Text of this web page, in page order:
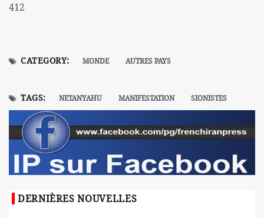
412
CATEGORY: MONDE AUTRES PAYS
TAGS: NETANYAHU MANIFESTATION SIONISTES
DERNIÈRES NOUVELLES